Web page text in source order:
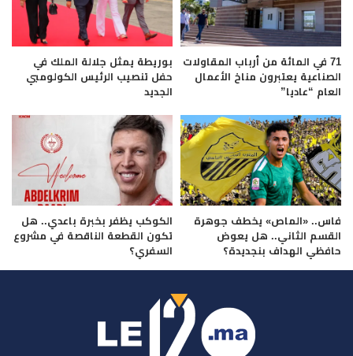
71 في المائة من أرباب المقاولات
الصناعية يعتبرون مناخ الأعمال
العام “عاديا”
بوريطة يمثل جلالة الملك في
حفل تنصيب الرئيس الكولومبي
الجديد
فاس.. «الماص» يخطف جوهرة
القسم الثاني.. هل يعوض
حافظي الهداف بنجديدة؟
الكوكب يظفر بخبرة باعدي.. هل
تكون القطعة الناقصة في مشروع
السفري؟